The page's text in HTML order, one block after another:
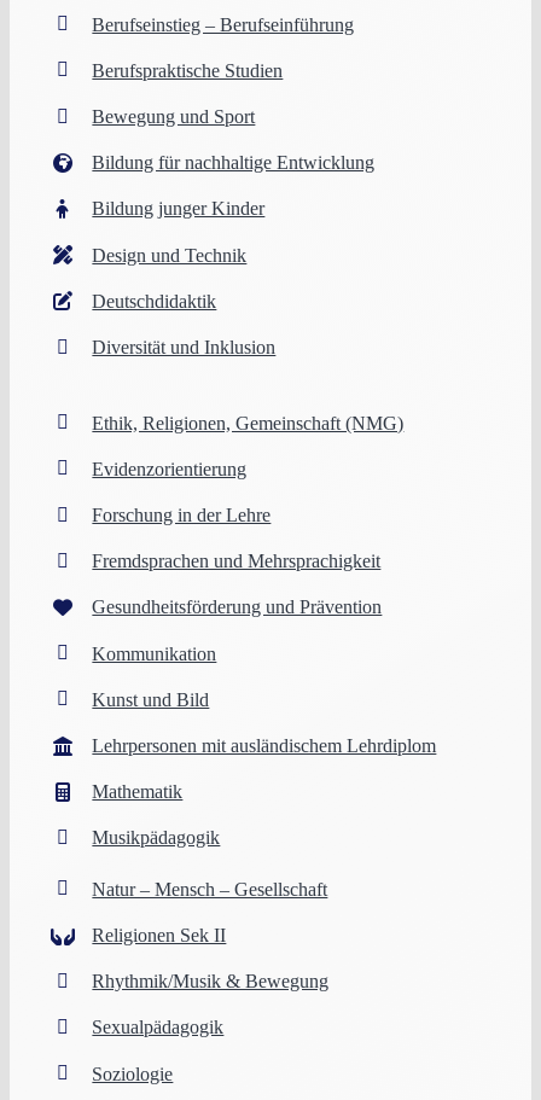
Berufseinstieg – Berufseinführung
Berufspraktische Studien
Bewegung und Sport
Bildung für nachhaltige Entwicklung
Bildung junger Kinder
Design und Technik
Deutschdidaktik
Diversität und Inklusion
Ethik, Religionen, Gemeinschaft (NMG)
Evidenzorientierung
Forschung in der Lehre
Fremdsprachen und Mehrsprachigkeit
Gesundheitsförderung und Prävention
Kommunikation
Kunst und Bild
Lehrpersonen mit ausländischem Lehrdiplom
Mathematik
Musikpädagogik
Natur – Mensch – Gesellschaft
Religionen Sek II
Rhythmik/Musik & Bewegung
Sexualpädagogik
Soziologie